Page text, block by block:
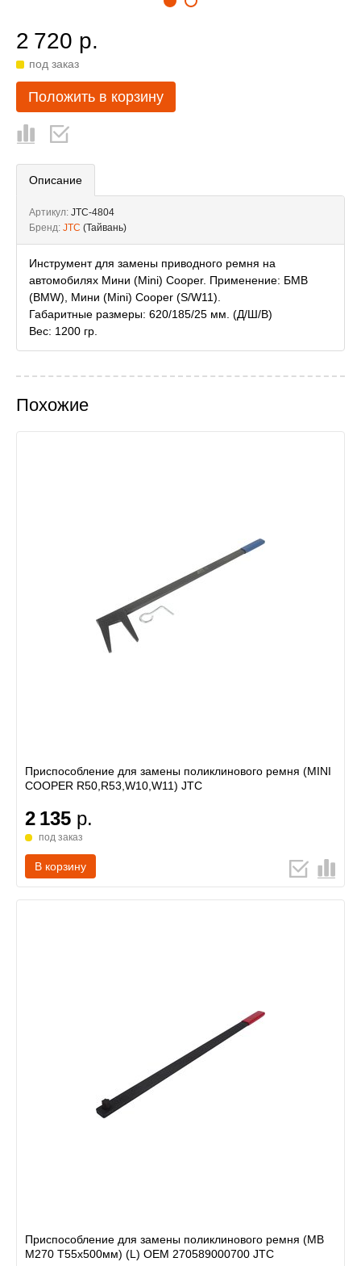
2 720 р.
под заказ
Положить в корзину
Описание
Артикул: JTC-4804
Бренд: JTC (Тайвань)
Инструмент для замены приводного ремня на
автомобилях Мини (Mini) Cooper. Применение: БМВ
(BMW), Мини (Mini) Cooper (S/W11).
Габаритные размеры: 620/185/25 мм. (Д/Ш/В)
Вес: 1200 гр.
Похожие
Приспособление для замены поликлинового ремня (MINI
COOPER R50,R53,W10,W11) JTC
2 135 р.
под заказ
В корзину
Приспособление для замены поликлинового ремня (MB
M270 T55x500мм) (L) OEM 270589000700 JTC